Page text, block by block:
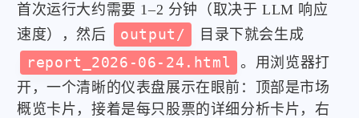
首次运行大约需要 1–2 分钟（取决于 LLM 响应
速度），然后
output/
目录下就会生成
report_2026-06-24.html
。用浏览器打
开，一个清晰的仪表盘展示在眼前：顶部是市场
概览卡片，接着是每只股票的详细分析卡片，右